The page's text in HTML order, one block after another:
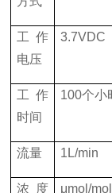
工作
电压
3.7VDC
工作
时间
100个小
流量 1L/min
浓度
μmol/